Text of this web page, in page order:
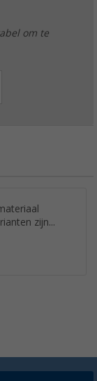
om te
zijn...